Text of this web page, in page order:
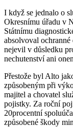
I když se jednalo o
Okresnímu úřadu
Státnímu
absolvoval
nejevil v důsledku
nechutenství ani
Přestože byl Alto
způsobeným při
majitel a chovatel
pojistky. Za roční
20procentní
způsobené škody